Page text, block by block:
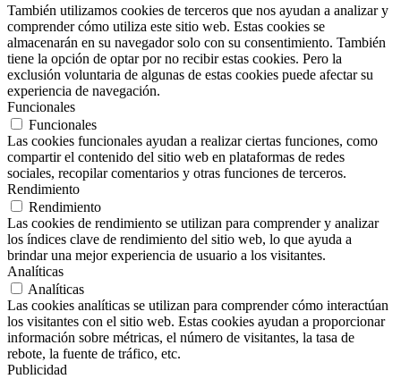
También utilizamos cookies de terceros que nos ayudan a analizar y
comprender cómo utiliza este sitio web. Estas cookies se
almacenarán en su navegador solo con su consentimiento. También
tiene la opción de optar por no recibir estas cookies. Pero la
exclusión voluntaria de algunas de estas cookies puede afectar su
experiencia de navegación.
Funcionales
Funcionales
Las cookies funcionales ayudan a realizar ciertas funciones, como
compartir el contenido del sitio web en plataformas de redes
sociales, recopilar comentarios y otras funciones de terceros.
Rendimiento
Rendimiento
Las cookies de rendimiento se utilizan para comprender y analizar
los índices clave de rendimiento del sitio web, lo que ayuda a
brindar una mejor experiencia de usuario a los visitantes.
Analíticas
Analíticas
Las cookies analíticas se utilizan para comprender cómo interactúan
los visitantes con el sitio web. Estas cookies ayudan a proporcionar
información sobre métricas, el número de visitantes, la tasa de
rebote, la fuente de tráfico, etc.
Publicidad